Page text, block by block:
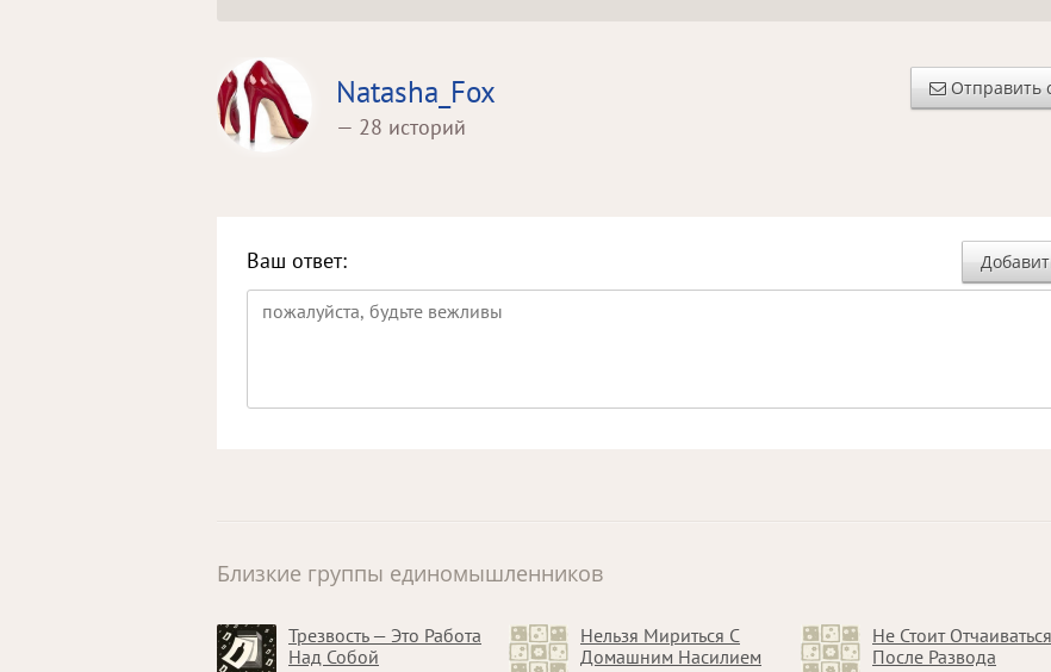
Отправить
Natasha_Fox
— 28 историй
Ваш ответ:
Близкие группы единомышленников
Трезвость — Это Работа
Над Собой
Нельзя Мириться С
Домашним Насилием
Не Стоит Отчаиваться
После Развода